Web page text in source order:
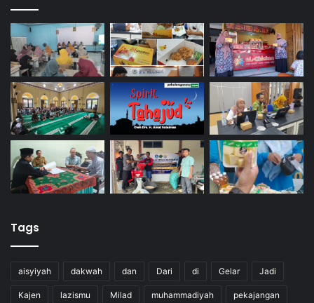
Tags
aisyiyah dakwah dan Dari di Gelar Jadi
Kajen lazismu Milad muhammadiyah pekajangan